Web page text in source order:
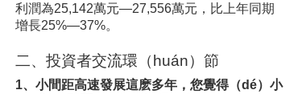
利潤為25,142萬元—27,556萬元，比上年同期
增長25%—37%。
二、投資者交流環（huán）節
1、小間距高速發展這麽多年，您覺得（dé）小